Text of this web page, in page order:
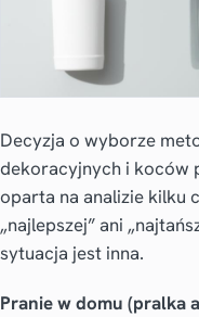
Decyzja o wyborze
dekoracyjnych i koców
oparta na analizie kilku
„najlepszej” ani
sytuacja jest inna.
Pranie w domu (pralka